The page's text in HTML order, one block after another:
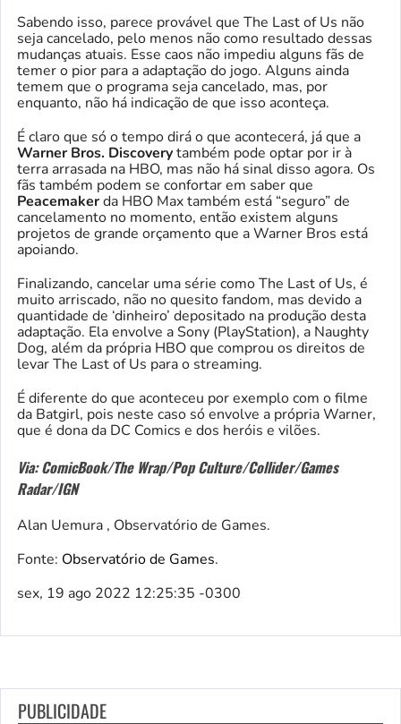
Sabendo isso, parece provável que The Last of Us não
seja cancelado, pelo menos não como resultado dessas
mudanças atuais. Esse caos não impediu alguns fãs de
temer o pior para a adaptação do jogo. Alguns ainda
temem que o programa seja cancelado, mas, por
enquanto, não há indicação de que isso aconteça.
É claro que só o tempo dirá o que acontecerá, já que a
Warner Bros. Discoverytambém pode optar por ir à
terra arrasada na HBO, mas não há sinal disso agora. Os
fãs também podem se confortar em saber que
Peacemakerda HBO Max também está “seguro” de
cancelamento no momento, então existem alguns
projetos de grande orçamento que a Warner Bros está
apoiando.
Finalizando, cancelar uma série como The Last of Us, é
muito arriscado, não no quesito fandom, mas devido a
quantidade de ‘dinheiro’ depositado na produção desta
adaptação. Ela envolve a Sony (PlayStation), a Naughty
Dog, além da própria HBO que comprou os direitos de
levar The Last of Us para o streaming.
É diferente do que aconteceu por exemplo com o filme
da Batgirl, pois neste caso só envolve a própria Warner,
que é dona da DC Comics e dos heróis e vilões.
Via: ComicBook/The Wrap/Pop Culture/Collider/Games
Radar/IGN
Alan Uemura , Observatório de Games.
Fonte: Observatório de Games.
sex, 19 ago 2022 12:25:35 -0300
PUBLICIDADE